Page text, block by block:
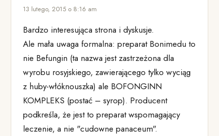
13 lutego, 2015 o 8:16 am
Bardzo interesująca strona i dyskusje.
Ale mała uwaga formalna: preparat Bonimedu to
nie Befungin (ta nazwa jest zastrzeżona dla
wyrobu rosyjskiego, zawierającego tylko wyciąg
z huby-włóknouszka) ale BOFONGINN
KOMPLEKS (postać – syrop). Producent
podkreśla, że jest to preparat wspomagający
leczenie, a nie "cudowne panaceum".